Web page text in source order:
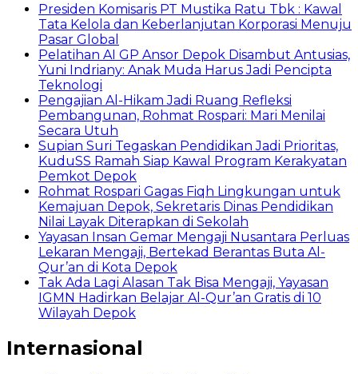
Presiden Komisaris PT Mustika Ratu Tbk : Kawal
Tata Kelola dan Keberlanjutan Korporasi Menuju
Pasar Global
Pelatihan AI GP Ansor Depok Disambut Antusias,
Yuni Indriany: Anak Muda Harus Jadi Pencipta
Teknologi
Pengajian Al-Hikam Jadi Ruang Refleksi
Pembangunan, Rohmat Rospari: Mari Menilai
Secara Utuh
Supian Suri Tegaskan Pendidikan Jadi Prioritas,
KuduSS Ramah Siap Kawal Program Kerakyatan
Pemkot Depok
Rohmat Rospari Gagas Fiqh Lingkungan untuk
Kemajuan Depok, Sekretaris Dinas Pendidikan
Nilai Layak Diterapkan di Sekolah
Yayasan Insan Gemar Mengaji Nusantara Perluas
Lekaran Mengaji, Bertekad Berantas Buta Al-
Qur’an di Kota Depok
Tak Ada Lagi Alasan Tak Bisa Mengaji, Yayasan
IGMN Hadirkan Belajar Al-Qur’an Gratis di 10
Wilayah Depok
Internasional